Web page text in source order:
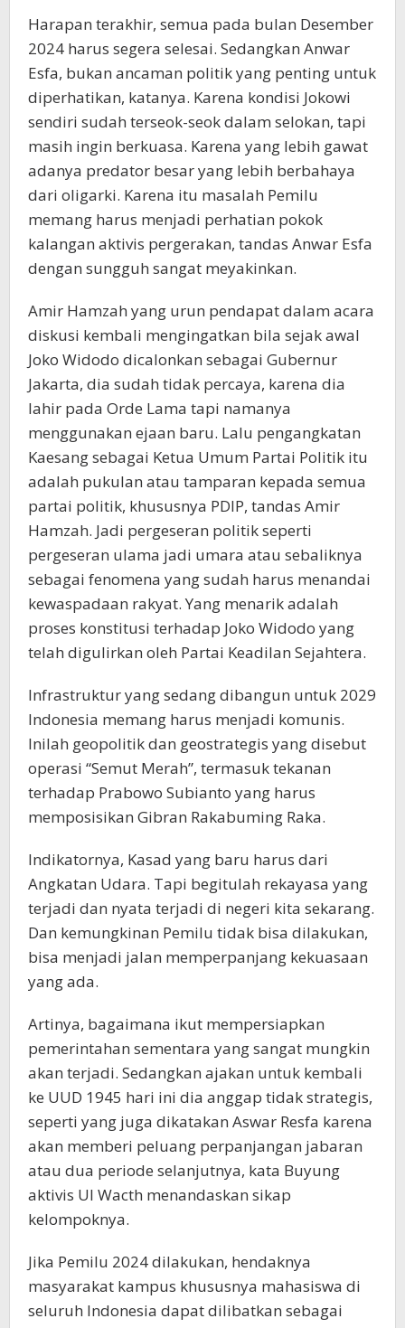
Harapan terakhir, semua pada bulan Desember
2024 harus segera selesai. Sedangkan Anwar
Esfa, bukan ancaman politik yang penting untuk
diperhatikan, katanya. Karena kondisi Jokowi
sendiri sudah terseok-seok dalam selokan, tapi
masih ingin berkuasa. Karena yang lebih gawat
adanya predator besar yang lebih berbahaya
dari oligarki. Karena itu masalah Pemilu
memang harus menjadi perhatian pokok
kalangan aktivis pergerakan, tandas Anwar Esfa
dengan sungguh sangat meyakinkan.
Amir Hamzah yang urun pendapat dalam acara
diskusi kembali mengingatkan bila sejak awal
Joko Widodo dicalonkan sebagai Gubernur
Jakarta, dia sudah tidak percaya, karena dia
lahir pada Orde Lama tapi namanya
menggunakan ejaan baru. Lalu pengangkatan
Kaesang sebagai Ketua Umum Partai Politik itu
adalah pukulan atau tamparan kepada semua
partai politik, khususnya PDIP, tandas Amir
Hamzah. Jadi pergeseran politik seperti
pergeseran ulama jadi umara atau sebaliknya
sebagai fenomena yang sudah harus menandai
kewaspadaan rakyat. Yang menarik adalah
proses konstitusi terhadap Joko Widodo yang
telah digulirkan oleh Partai Keadilan Sejahtera.
Infrastruktur yang sedang dibangun untuk 2029
Indonesia memang harus menjadi komunis.
Inilah geopolitik dan geostrategis yang disebut
operasi “Semut Merah”, termasuk tekanan
terhadap Prabowo Subianto yang harus
memposisikan Gibran Rakabuming Raka.
Indikatornya, Kasad yang baru harus dari
Angkatan Udara. Tapi begitulah rekayasa yang
terjadi dan nyata terjadi di negeri kita sekarang.
Dan kemungkinan Pemilu tidak bisa dilakukan,
bisa menjadi jalan memperpanjang kekuasaan
yang ada.
Artinya, bagaimana ikut mempersiapkan
pemerintahan sementara yang sangat mungkin
akan terjadi. Sedangkan ajakan untuk kembali
ke UUD 1945 hari ini dia anggap tidak strategis,
seperti yang juga dikatakan Aswar Resfa karena
akan memberi peluang perpanjangan jabaran
atau dua periode selanjutnya, kata Buyung
aktivis UI Wacth menandaskan sikap
kelompoknya.
Jika Pemilu 2024 dilakukan, hendaknya
masyarakat kampus khususnya mahasiswa di
seluruh Indonesia dapat dilibatkan sebagai